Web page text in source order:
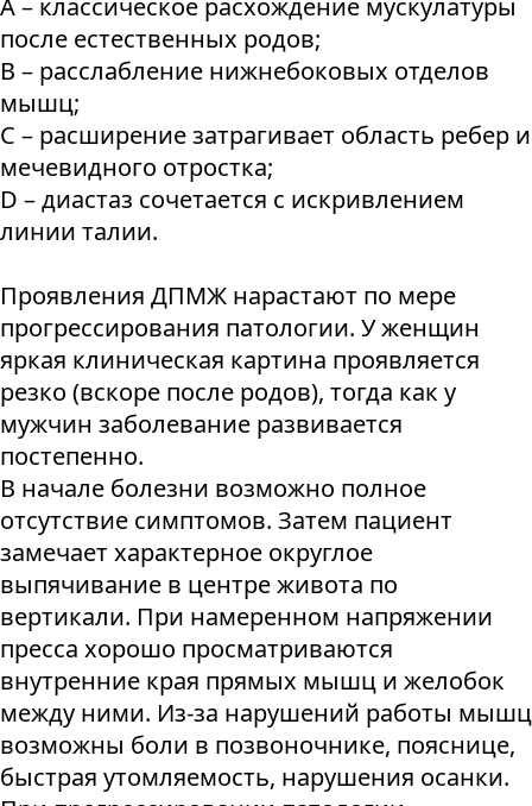
А – классическое расхождение мускулатуры
после естественных родов;
В – расслабление нижнебоковых отделов
мышц;
С – расширение затрагивает область ребер и
мечевидного отростка;
D – диастаз сочетается с искривлением
линии талии.
Проявления ДПМЖ нарастают по мере
прогрессирования патологии. У женщин
яркая клиническая картина проявляется
резко (вскоре после родов), тогда как у
мужчин заболевание развивается
постепенно.
В начале болезни возможно полное
отсутствие симптомов. Затем пациент
замечает характерное округлое
выпячивание в центре живота по
вертикали. При намеренном напряжении
пресса хорошо просматриваются
внутренние края прямых мышц и желобок
между ними. Из-за нарушений работы мышц
возможны боли в позвоночнике, пояснице,
быстрая утомляемость, нарушения осанки.